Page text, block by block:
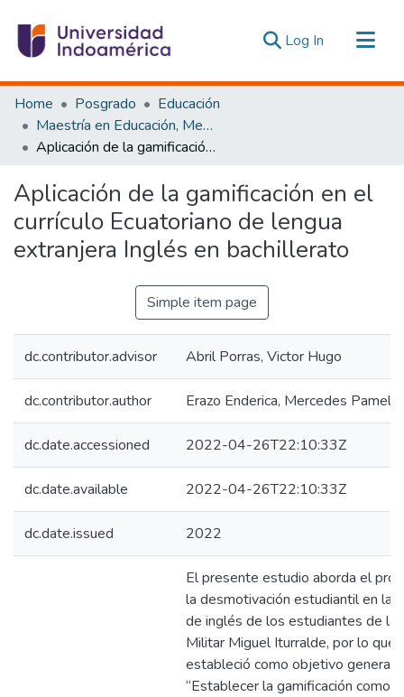
Log In (current)
Communities & Collections
All of DSpace
Statistics
Estadísticas Externas
Home Posgrado
Educación
Maestría en Educación, Mención Innovación y Liderazgo Educativo
Aplicación de la gamificación en el currículo Ecuatoriano de lengua extranjera Inglés en bachillerato
Aplicación de la gamificación en el
currículo Ecuatoriano de lengua
extranjera Inglés en bachillerato
Simple item page
dc.contributor.advisor Abril Porras, Victor Hugo
dc.contributor.author Erazo Enderica, Mercedes Pamela
dc.date.accessioned 2022-04-26T22:10:33Z
dc.date.available 2022-04-26T22:10:33Z
dc.date.issued 2022
El presente estudio aborda el
la desmotivación estudiantil en la
de inglés de los estudiantes de la
Militar Miguel Iturralde, por lo que
estableció como objetivo general
“Establecer la gamificación como